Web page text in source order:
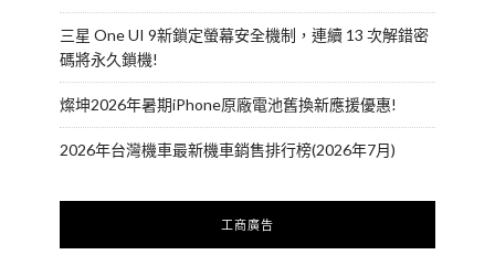
三星 One UI 9新鎖定螢幕安全機制，連續 13 次解錯密
碼將永久鎖機!
燦坤2026年暑期iPhone原廠電池舊換新應援優惠!
2026年台灣機車最新機車銷售排行榜(2026年7月)
工商廣告